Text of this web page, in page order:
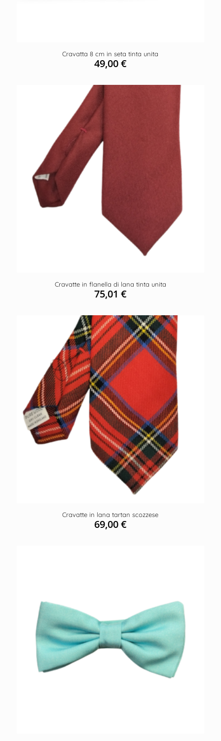
Cravatta 8 cm in seta tinta unita
49,00€
Cravatte in flanella di lana tinta unita
75,01€
Cravatte in lana tartan scozzese
69,00€